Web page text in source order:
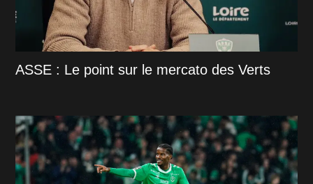
ASSE : Le point sur le mercato des Verts